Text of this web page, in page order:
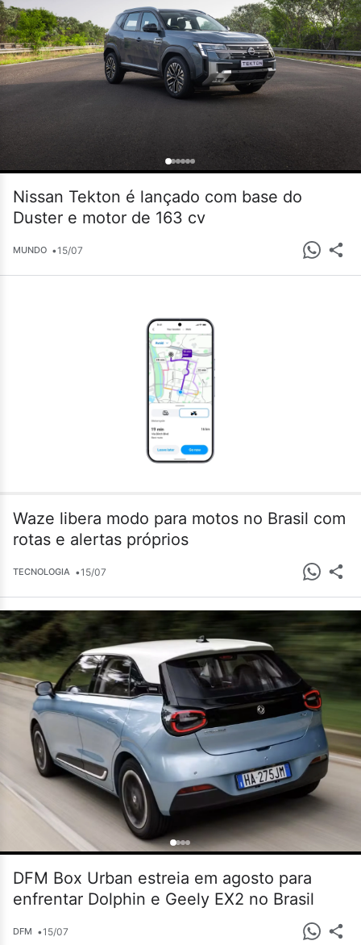
Nissan Tekton é lançado com base do
Duster e motor de 163 cv
MUNDO •15/07
Waze libera modo para motos no Brasil com
rotas e alertas próprios
TECNOLOGIA •15/07
DFM Box Urban estreia em agosto para
enfrentar Dolphin e Geely EX2 no Brasil
DFM •15/07